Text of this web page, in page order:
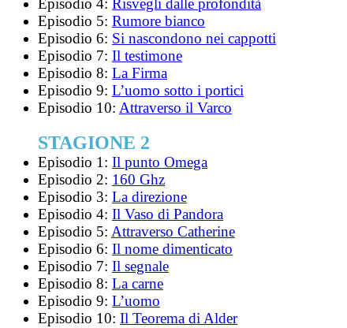
Episodio 5: Rumore bianco
Episodio 6: Si nascondono nei cappotti
Episodio 7: Il testimone
Episodio 8: La Firma
Episodio 9: L’uomo sotto i portici
Episodio 10: Attraverso il Varco
STAGIONE 2
Episodio 1: Il punto Omega
Episodio 2: 160 Ghz
Episodio 3: La direzione
Episodio 4: Il Vaso di Pandora
Episodio 5: Attraverso Catherine
Episodio 6: Il nome dimenticato
Episodio 7: Il segnale
Episodio 8: La carne
Episodio 9: L’uomo
Episodio 10: Il Teorema di Alder